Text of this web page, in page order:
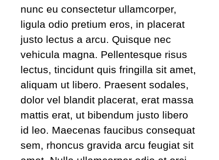
nunc eu consectetur ullamcorper,
ligula odio pretium eros, in placerat
justo lectus a arcu. Quisque nec
vehicula magna. Pellentesque risus
lectus, tincidunt quis fringilla sit amet,
aliquam ut libero. Praesent sodales,
dolor vel blandit placerat, erat massa
mattis erat, ut bibendum justo libero
id leo. Maecenas faucibus consequat
sem, rhoncus gravida arcu feugiat sit